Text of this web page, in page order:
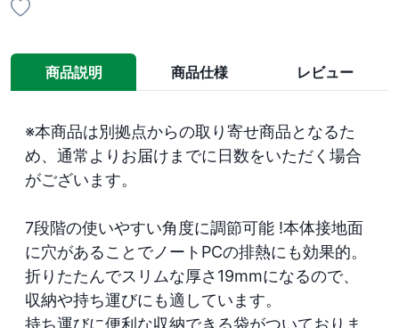
商品説明 商品仕様 レビュー
※本商品は別拠点からの取り寄せ商品となるた
め、通常よりお届けまでに日数をいただく場合
がございます。
7段階の使いやすい角度に調節可能 !本体接地面
に穴があることでノートPCの排熱にも効果的。
折りたたんでスリムな厚さ19mmになるので、
収納や持ち運びにも適しています。
持ち運びに便利な収納できる袋がついておりま